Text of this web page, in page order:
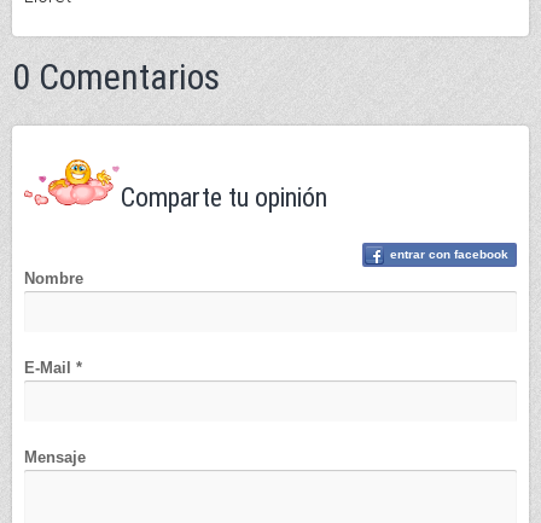
0 Comentarios
Comparte tu opinión
entrar con facebook
Nombre
E-Mail *
Mensaje